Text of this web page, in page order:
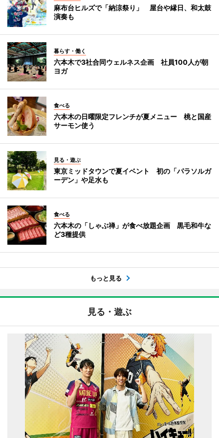
麻布台ヒルズで「納涼祭り」 屋台や縁日、和太鼓
演奏も
暮らす・働く
六本木で3社合同ウェルネス企画 社員100人が朝
ヨガ
食べる
六本木の日曜限定フレンチが夏メニュー 桃と国産
サーモン使う
見る・遊ぶ
東京ミッドタウンで夏イベント 初の「パラソルガ
ーデン」や足水も
食べる
六本木の「しゃぶ禅」が食べ放題企画 黒毛和牛な
ど3種提供
もっと見る
見る・遊ぶ